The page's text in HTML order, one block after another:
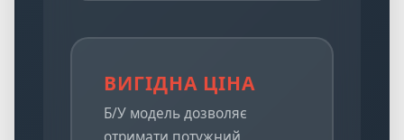
ВИГІДНА ЦІНА
Б/У модель дозволяє